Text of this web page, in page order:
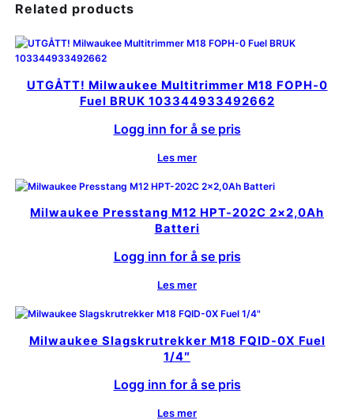
Related products
UTGÅTT! Milwaukee Multitrimmer M18 FOPH-0
Fuel BRUK 103344933492662
Logg inn for å se pris
Les mer
Milwaukee Presstang M12 HPT-202C 2×2,0Ah
Batteri
Logg inn for å se pris
Les mer
Milwaukee Slagskrutrekker M18 FQID-0X Fuel
1/4″
Logg inn for å se pris
Les mer